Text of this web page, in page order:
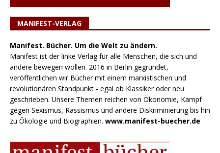
MANIFEST-VERLAG
Manifest. Bücher. Um die Welt zu ändern.
Manifest ist der linke Verlag für alle Menschen, die sich und
andere bewegen wollen. 2016 in Berlin gegründet,
veröffentlichen wir Bücher mit einem marxistischen und
revolutionären Standpunkt - egal ob Klassiker oder neu
geschrieben. Unsere Themen reichen von Ökonomie, Kampf
gegen Sexismus, Rassismus und andere Diskriminierung bis hin
zu Ökologie und Biographien. www.manifest-buecher.de